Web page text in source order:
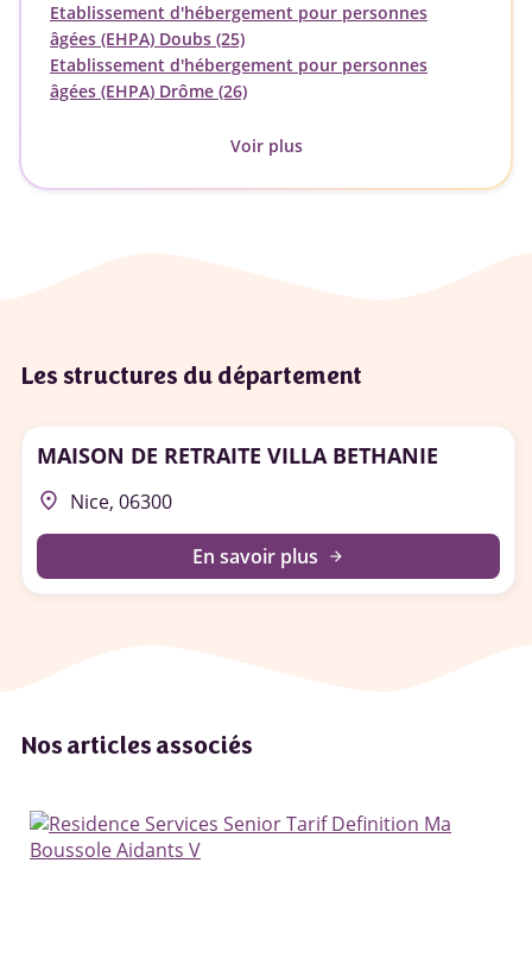
Etablissement d'hébergement pour personnes
âgées (EHPA) Doubs (25)
Etablissement d'hébergement pour personnes
âgées (EHPA) Drôme (26)
Voir plus
Les structures du département
MAISON DE RETRAITE VILLA BETHANIE
place Nice, 06300
En savoir plus arrow_forward
Nos articles associés